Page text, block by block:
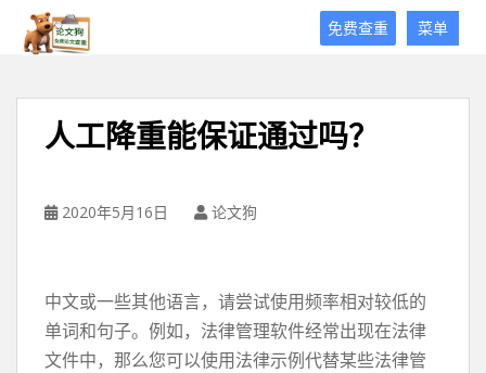
菜单
免费查重
人工降重能保证通过吗？
2020年5月16日 论文狗
中文或一些其他语言，请尝试使用频率相对较低的
单词和句子。例如，法律管理软件经常出现在法律
文件中，那么您可以使用法律示例代替某些法律管